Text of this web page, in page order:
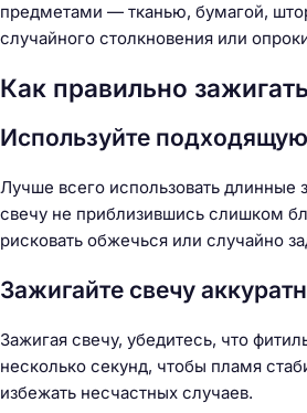
предметами — тканью, бумагой,
случайного столкновения или
Как правильно
Используйте
Лучше всего использовать
свечу не приблизившись слишком
рисковать обжечься или случайно
Зажигайте свечу
Зажигая свечу, убедитесь, что
несколько секунд, чтобы пламя
избежать несчастных случаев.